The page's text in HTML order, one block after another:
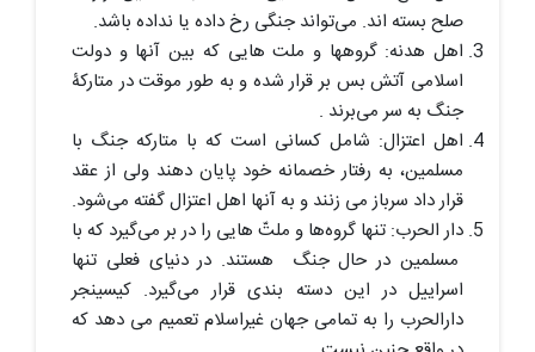
صلح بسته اند. می‌تواند جنگی رخ داده یا نداده باشد.
اهل هدنه: گروهها و ملت هایی که بین آنها و دولت
اسلامی آتش بس بر قرار شده و به طور موقت در متارکۀ
جنگ به سر می‌برند .
اهل اعتزال: شامل کسانی است که با متارکه جنگ با
مسلمین، به رفتار خصمانه خود پایان دهند ولی از عقد
قرار داد سرباز می زنند و به آنها اهل اعتزال گفته می‌شود.
دار الحرب: تنها گروه‌ها و ملتّ هایی را در بر می‌گیرد که با
مسلمین در حال جنگ هستند. در دنیای فعلی تنها
اسراییل در این دسته بندی قرار می‌گیرد. کیسینجر
دارالحرب را به تمامی جهان غیراسلام تعمیم می دهد که